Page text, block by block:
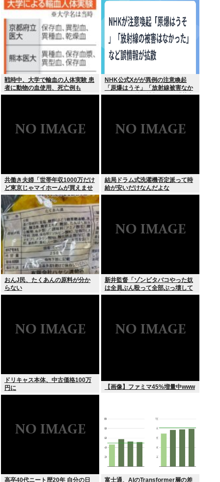
戦時中、大学で輸血の人体実験 患
者に動物の血使用、死亡例も
NHK公式Xがが異例の注意喚起
「原爆はうそ」「放射線被害なか
った」SNS拡散情報めぐり「荒唐
共働き夫婦「世帯年収1000万だけ
ど東京じゃマイホームが買えませ
ん 」
結局ドラム式洗濯機否定派って時
給が安いだけなんだよな
おんJ民、たくあんの原料が分か
らない
新井監督「ゾンビタバコやった奴
は全員ぶん殴って全部ぶっ壊して
から辞めたい」
ドリキャス本体、中古価格100万
円に
【画像】ファミマ45%増量中www
高卒40代ニート歴20年 自分の日
富士通、AIのTransformer層の差